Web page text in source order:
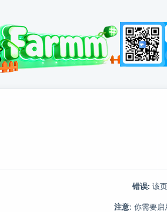
错误: 该
注意: 你需要